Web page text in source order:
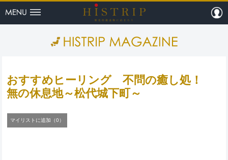
HISTRIP（
おすすめヒーリング 不問の癒し処！
無の休息地～松代城下町～